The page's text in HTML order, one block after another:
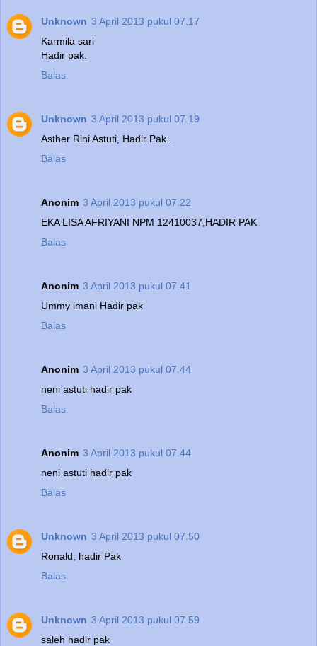
Unknown 3 April 2013 pukul 07.17
Karmila sari
Hadir pak.
Balas
Unknown 3 April 2013 pukul 07.19
Asther Rini Astuti, Hadir Pak..
Balas
Anonim 3 April 2013 pukul 07.22
EKA LISA AFRIYANI NPM 12410037,HADIR PAK
Balas
Anonim 3 April 2013 pukul 07.41
Ummy imani Hadir pak
Balas
Anonim 3 April 2013 pukul 07.44
neni astuti hadir pak
Balas
Anonim 3 April 2013 pukul 07.44
neni astuti hadir pak
Balas
Unknown 3 April 2013 pukul 07.50
Ronald, hadir Pak
Balas
Unknown 3 April 2013 pukul 07.59
saleh hadir pak